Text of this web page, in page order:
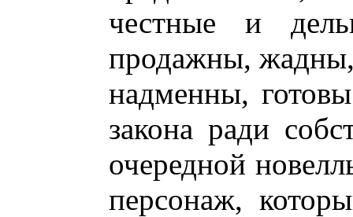
честные и
продажны,
надменны,
закона ради
очередной
персонаж,